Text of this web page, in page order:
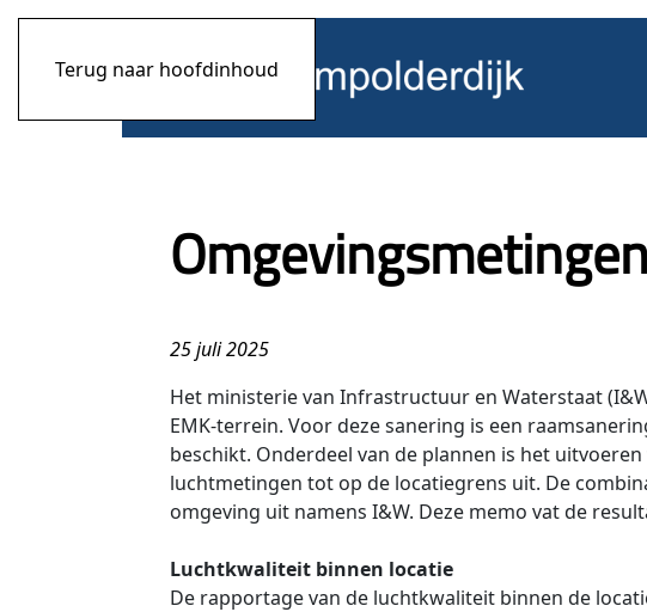
Terug naar hoofdinhoud
25 juli 2025
Het ministerie van Infrastructuur en Waterstaat
EMK-terrein. Voor deze sanering is een
beschikt. Onderdeel van de plannen is het
luchtmetingen tot op de locatiegrens uit. De
omgeving uit namens I&W. Deze memo vat de
Luchtkwaliteit binnen locatie
De rapportage van de luchtkwaliteit binnen de